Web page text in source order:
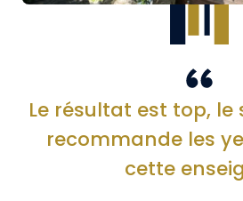
Le résultat est top, le
recommande les
cette